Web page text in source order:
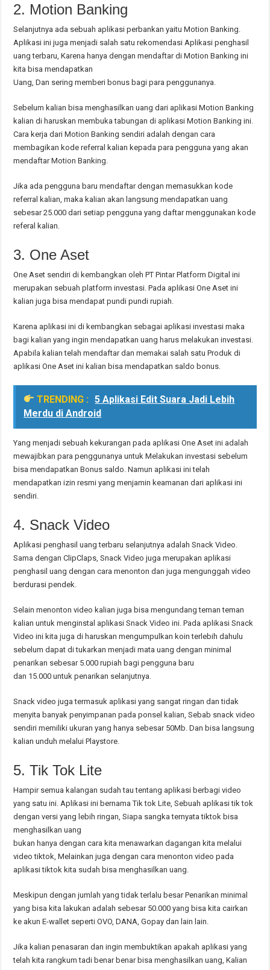
2. Motion Banking
Selanjutnya ada sebuah aplikasi perbankan yaitu Motion Banking.
Aplikasi ini juga menjadi salah satu rekomendasi Aplikasi penghasil
uang terbaru, Karena hanya dengan mendaftar di Motion Banking ini
kita bisa mendapatkan
Uang, Dan sering memberi bonus bagi para penggunanya.
Sebelum kalian bisa menghasilkan uang dari aplikasi Motion Banking
kalian di haruskan membuka tabungan di aplikasi Motion Banking ini.
Cara kerja dari Motion Banking sendiri adalah dengan cara
membagikan kode referral kalian kepada para pengguna yang akan
mendaftar Motion Banking.
Jika ada pengguna baru mendaftar dengan memasukkan kode
referral kalian, maka kalian akan langsung mendapatkan uang
sebesar 25.000 dari setiap pengguna yang daftar menggunakan kode
referal kalian.
3. One Aset
One Aset sendiri di kembangkan oleh PT Pintar Platform Digital ini
merupakan sebuah platform investasi. Pada aplikasi One Aset ini
kalian juga bisa mendapat pundi pundi rupiah.
Karena aplikasi ini di kembangkan sebagai aplikasi investasi maka
bagi kalian yang ingin mendapatkan uang harus melakukan investasi.
Apabila kalian telah mendaftar dan memakai salah satu Produk di
aplikasi One Aset ini kalian bisa mendapatkan saldo bonus.
TRENDING :
5 Aplikasi Edit Suara Jadi Lebih
Merdu di Android
Yang menjadi sebuah kekurangan pada aplikasi One Aset ini adalah
mewajibkan para penggunanya untuk Melakukan investasi sebelum
bisa mendapatkan Bonus saldo. Namun aplikasi ini telah
mendapatkan izin resmi yang menjamin keamanan dari aplikasi ini
sendiri.
4. Snack Video
Aplikasi penghasil uang terbaru selanjutnya adalah Snack Video.
Sama dengan ClipClaps, Snack Video juga merupakan aplikasi
penghasil uang dengan cara menonton dan juga mengunggah video
berdurasi pendek.
Selain menonton video kalian juga bisa mengundang teman teman
kalian untuk menginstal aplikasi Snack Video ini. Pada aplikasi Snack
Video ini kita juga di haruskan mengumpulkan koin terlebih dahulu
sebelum dapat di tukarkan menjadi mata uang dengan minimal
penarikan sebesar 5.000 rupiah bagi pengguna baru
dan 15.000 untuk penarikan selanjutnya.
Snack video juga termasuk aplikasi yang sangat ringan dan tidak
menyita banyak penyimpanan pada ponsel kalian, Sebab snack video
sendiri memiliki ukuran yang hanya sebesar 50Mb. Dan bisa langsung
kalian unduh melalui Playstore.
5. Tik Tok Lite
Hampir semua kalangan sudah tau tentang aplikasi berbagi video
yang satu ini. Aplikasi ini bernama Tik tok Lite, Sebuah aplikasi tik tok
dengan versi yang lebih ringan, Siapa sangka ternyata tiktok bisa
menghasilkan uang
bukan hanya dengan cara kita menawarkan dagangan kita melalui
video tiktok, Melainkan juga dengan cara menonton video pada
aplikasi tiktok kita sudah bisa menghasilkan uang.
Meskipun dengan jumlah yang tidak terlalu besar Penarikan minimal
yang bisa kita lakukan adalah sebesar 50.000 yang bisa kita cairkan
ke akun E-wallet seperti OVO, DANA, Gopay dan lain lain.
Jika kalian penasaran dan ingin membuktikan apakah aplikasi yang
telah kita rangkum tadi benar benar bisa menghasilkan uang, Kalian